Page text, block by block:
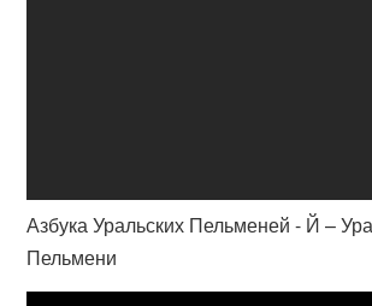
Азбука Уральских Пельменей - Й –
Пельмени